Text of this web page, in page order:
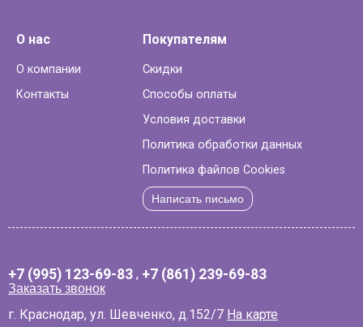
О нас
О компании
Контакты
Покупателям
Скидки
Способы оплаты
Условия доставки
Политика обработки данных
Политика файлов Cookies
Написать письмо
+7 (995) 123-69-83 , +7 (861) 239-69-83
Заказать звонок
г. Краснодар, ул. Шевченко, д.152/7 На карте